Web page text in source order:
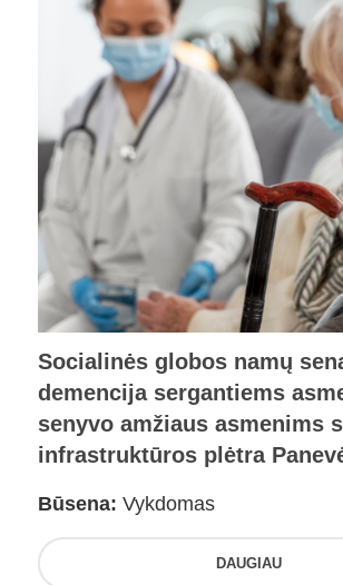
Socialinės globos namų
demencija sergantiems
senyvo amžiaus asmenims
infrastruktūros plėtra
Būsena: Vykdomas
DAUGIAU